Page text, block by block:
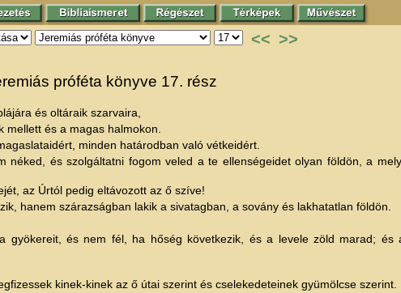
<< >>
próféta könyve 17. rész
és oltáraik szarvaira,
és a magas halmokon.
minden határodban való vétkeidért.
és szolgáltatni fogom veled a te ellenségeidet olyan földön, a
az Úrtól pedig eltávozott az ő szíve!
hanem szárazságban lakik a sivatagban, a sovány és lakhatatlan földön.
és nem fél, ha hőség következik, és a levele zöld marad; és
kinek-kinek az ő útai szerint és cselekedeteinek gyümölcse szerint.